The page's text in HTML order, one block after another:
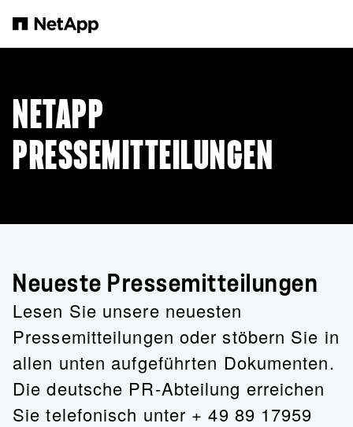
NETAPP
PRESSEMITTEILUNGEN
Neueste Pressemitteilungen
Lesen Sie unsere neuesten
Pressemitteilungen oder stöbern Sie in
allen unten aufgeführten Dokumenten.
Die deutsche PR-Abteilung erreichen
Sie telefonisch unter + 49 89 17959